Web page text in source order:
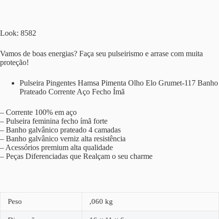
Look: 8582
Vamos de boas energias? Faça seu pulseirismo e arrase com muita
proteção!
Pulseira Pingentes Hamsa Pimenta Olho Elo Grumet-117 Banho
Prateado Corrente Aço Fecho Ímã
– Corrente 100% em aço
– Pulseira feminina fecho ímã forte
– Banho galvânico prateado 4 camadas
– Banho galvânico verniz alta resistência
– Acessórios premium alta qualidade
– Peças Diferenciadas que Realçam o seu charme
Peso ,060 kg